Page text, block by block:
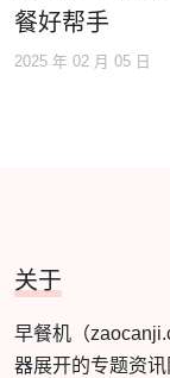
餐好帮手
2025 年 02 月 05 日
关于
早餐机（
器展开的专题资